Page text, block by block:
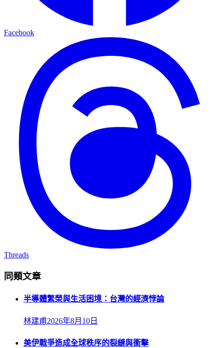
Facebook
Threads
同類文章
半導體繁榮與生活困境：台灣的經濟悖論
林建甫2026年8月10日
美伊戰爭造成全球秩序的裂縫與衝擊